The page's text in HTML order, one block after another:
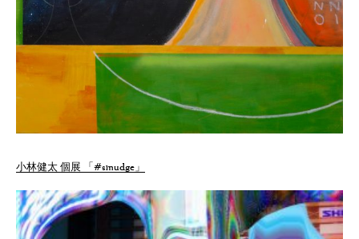
小林健太 個展 「#smudge」